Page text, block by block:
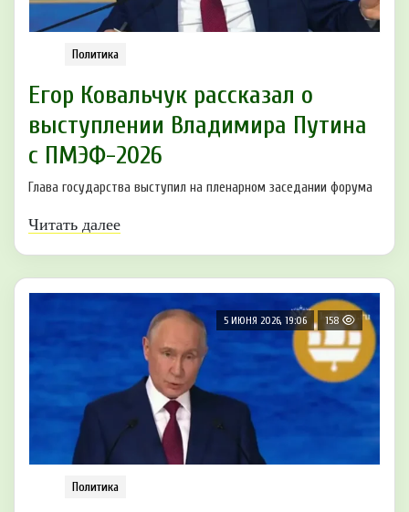
Политика
Егор Ковальчук рассказал о
выступлении Владимира Путина
с ПМЭФ-2026
Глава государства выступил на пленарном заседании форума
Читать далее
5 ИЮНЯ 2026, 19:06 158
Политика